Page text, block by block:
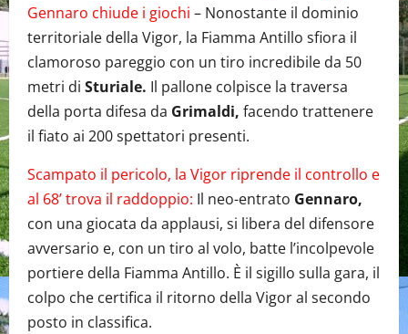
Gennaro chiude i giochi – Nonostante il dominio
territoriale della Vigor, la Fiamma Antillo sfiora il
clamoroso pareggio con un tiro incredibile da 50
metri di Sturiale. Il pallone colpisce la traversa
della porta difesa da Grimaldi, facendo trattenere
il fiato ai 200 spettatori presenti.
Scampato il pericolo, la Vigor riprende il controllo e
al 68’ trova il raddoppio: Il neo-entrato Gennaro,
con una giocata da applausi, si libera del difensore
avversario e, con un tiro al volo, batte l’incolpevole
portiere della Fiamma Antillo. È il sigillo sulla gara, il
colpo che certifica il ritorno della Vigor al secondo
posto in classifica.